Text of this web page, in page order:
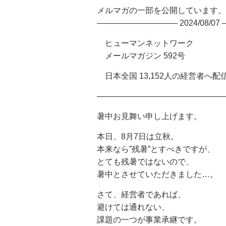
メルマガの一部を公開しています。
—————————— 2024/08/07
ヒューマンネットワーク
メールマガジン 592号
日本全国 13,152人の経営者へ配
暑中お見舞い申し上げます。
本日、8月7日は立秋。
本来なら”残暑”とすべきですが、
とても残暑ではないので、
暑中とさせていただきました…。
さて、経営者であれば、
避けては通れない、
課題の一つが事業承継です。